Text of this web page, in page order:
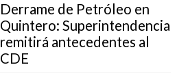
Derrame de Petróleo en
Quintero: Superintendencia
remitirá antecedentes al
CDE